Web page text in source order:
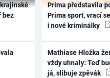
bez
Prima představila
Prima sport, vrací
i nové kriminálky
Mathiase Hložka
vždy uhnaly: Teď
já, slibuje zpěvák